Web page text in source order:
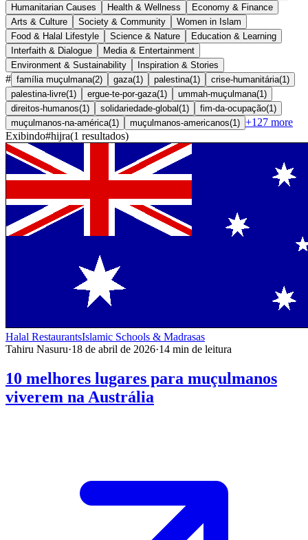
Humanitarian Causes
Health & Wellness
Economy & Finance
Arts & Culture
Society & Community
Women in Islam
Food & Halal Lifestyle
Science & Nature
Education & Learning
Interfaith & Dialogue
Media & Entertainment
Environment & Sustainability
Inspiration & Stories
# família muçulmana(2) gaza(1 ) palestina(1 ) crise-humanitária(1 )
palestina-livre(1 ) ergue-te-por-gaza(1 ) ummah-muçulmana(1 )
direitos-humanos(1 ) solidariedade-global (1 ) fim-da-ocupação(1 )
muçulmanos-na-américa(1 ) muçulmanos-americanos(1 ) +127 more
Exibindo#hijra(1 resultados)
Halal RestaurantsIslamic Schools & Madrasas
Tahiru Nasuru·18 de abril de 2026·14 min de leitura
10 melhores lugares para muçulmanos
viverem na Austrália